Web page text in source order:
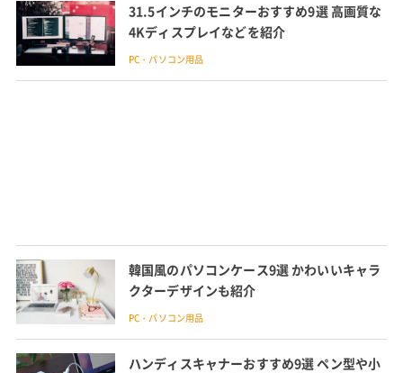
31.5インチのモニターおすすめ9選 高画質な
4Kディスプレイなどを紹介
PC・パソコン用品
韓国風のパソコンケース9選 かわいいキャラ
クターデザインも紹介
PC・パソコン用品
ハンディスキャナーおすすめ9選 ペン型や小